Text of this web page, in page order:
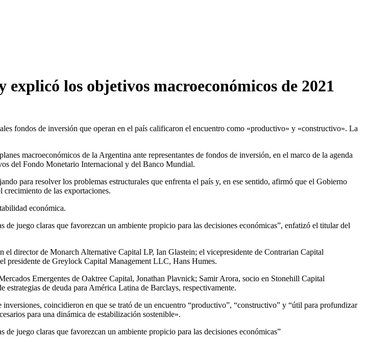
los objetivos macroeconómicos de 2021
fondos de inversión que operan en el país calificaron el encuentro como «productivo» y «constructivo». La
macroeconómicos de la Argentina ante representantes de fondos de inversión, en el marco de la agenda
del Fondo Monetario Internacional y del Banco Mundial.
para resolver los problemas estructurales que enfrenta el país y, en ese sentido, afirmó que el Gobierno
crecimiento de las exportaciones.
económica.
juego claras que favorezcan un ambiente propicio para las decisiones económicas”, enfatizó el titular del
director de Monarch Alternative Capital LP, Ian Glastein; el vicepresidente de Contrarian Capital
de Greylock Capital Management LLC, Hans Humes.
Emergentes de Oaktree Capital, Jonathan Plavnick; Samir Arora, socio en Stonehill Capital
de deuda para América Latina de Barclays, respectivamente.
coincidieron en que se trató de un encuentro “productivo”, “constructivo” y “útil para profundizar
para una dinámica de estabilización sostenible».
juego claras que favorezcan un ambiente propicio para las decisiones económicas”